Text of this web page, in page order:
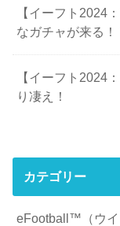
【イーフト2024
なガチャが来る！
【イーフト2024
り凄え！
カテゴリー
eFootball™（ウイ